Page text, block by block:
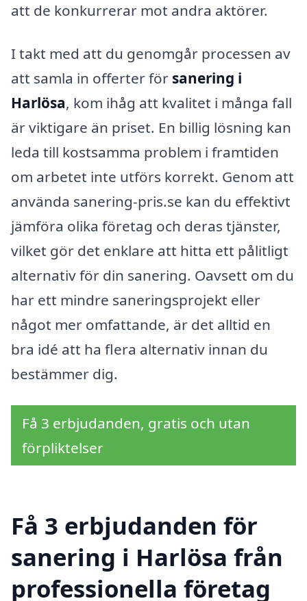
att de konkurrerar mot andra aktörer.
I takt med att du genomgår processen av
att samla in offerter för sanering i
Harlösa, kom ihåg att kvalitet i många fall
är viktigare än priset. En billig lösning kan
leda till kostsamma problem i framtiden
om arbetet inte utförs korrekt. Genom att
använda sanering-pris.se kan du effektivt
jämföra olika företag och deras tjänster,
vilket gör det enklare att hitta ett pålitligt
alternativ för din sanering. Oavsett om du
har ett mindre saneringsprojekt eller
något mer omfattande, är det alltid en
bra idé att ha flera alternativ innan du
bestämmer dig.
Få 3 erbjudanden, gratis och utan
förpliktelser
Få 3 erbjudanden för
sanering i Harlösa från
professionella företag